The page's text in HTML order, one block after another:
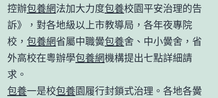
控辦包養網法加大力度包養校園平安治理的告
訴》，對各地級以上市教導局，各年夜專院
校， 包養網省屬中職黌包養舍、中小黌舍，省
外高校在粵辦學包養網機構提出七點詳細請
求。
包養一是校包養園履行封鎖式治理。各地各黌